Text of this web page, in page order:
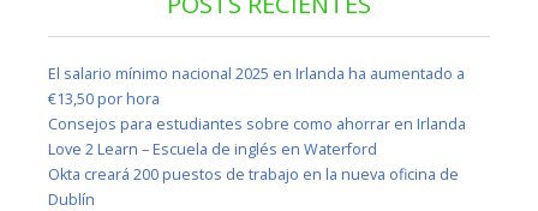
El salario mínimo nacional 2025 en Irlanda ha aumentado a
€13,50 por hora
Consejos para estudiantes sobre como ahorrar en Irlanda
Love 2 Learn – Escuela de inglés en Waterford
Okta creará 200 puestos de trabajo en la nueva oficina de
Dublín